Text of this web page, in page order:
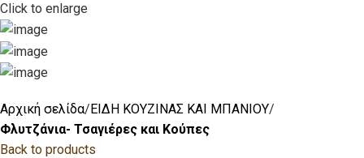
Click to enlarge
Αρχική σελίδα ΕΙΔΗ ΚΟΥΖΙΝΑΣ ΚΑΙ ΜΠΑΝΙΟΥ
Φλυτζάνια- Τσαγιέρες και Κούπες
Back to products